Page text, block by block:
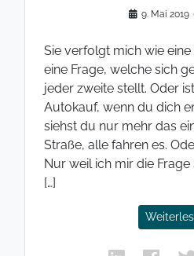
9. Mai 2019
Sie verfolgt mich wie eine
eine Frage, welche sich
jeder zweite stellt. Oder
Autokauf, wenn du dich
siehst du nur mehr das
Straße, alle fahren es.
Nur weil ich mir die
[…]